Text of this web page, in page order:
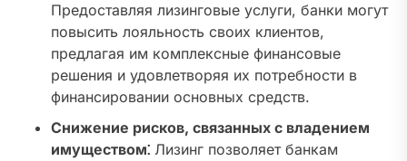
Предоставляя лизинговые услуги, банки могут
повысить лояльность своих клиентов,
предлагая им комплексные финансовые
решения и удовлетворяя их потребности в
финансировании основных средств.
Снижение рисков, связанных с владением
имуществом⁚ Лизинг позволяет банкам